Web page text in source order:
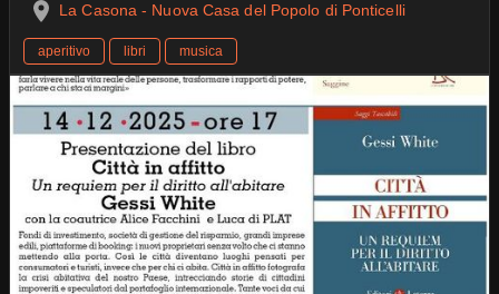
La Casona - Nuova Casa del Popolo di Ponticelli
aperitivo libri musica